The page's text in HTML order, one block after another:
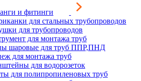
и фитинги
для стальных трубопроводов
для трубопроводов
для монтажа труб
шаровые для труб ППР,ПНД
для монтажа труб
для водорозеток
для полипропиленовых труб